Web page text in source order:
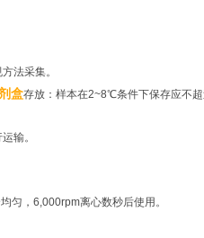
法采集。
盒存放：样本在2~8℃条件下保存应不
输。
匀，6,000rpm离心数秒后使用。